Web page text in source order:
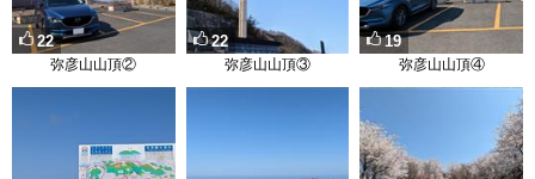
22
弥彦山山頂②
22
弥彦山山頂③
19
弥彦山山頂④